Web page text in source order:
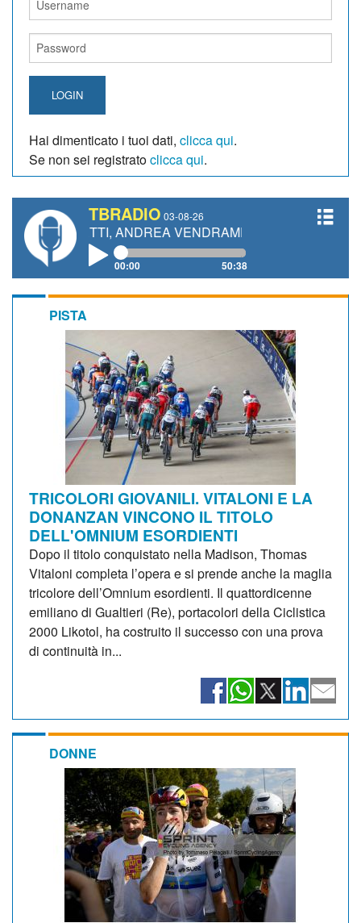
LOGIN
Hai dimenticato i tuoi dati, clicca qui.
Se non sei registratoclicca qui.
TBRADIO 03-08-26
ANDREA VENDRAME, FILIPPO FIORELLI
00:00 50:38
PISTA
TRICOLORI GIOVANILI. VITALONI E LA
DONANZAN VINCONO IL TITOLO
DELL'OMNIUM ESORDIENTI
Dopo il titolo conquistato nella Madison, Thomas
Vitaloni completa l’opera e si prende anche la maglia
tricolore dell’Omnium esordienti. Il quattordicenne
emiliano di Gualtieri (Re), portacolori della Ciclistica
2000 Likotol, ha costruito il successo con una prova
di continuità in...
DONNE